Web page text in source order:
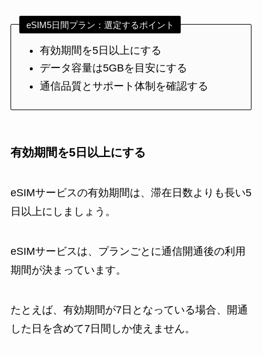
eSIM5日間プラン：選定するポイント
有効期間を5日以上にする
データ容量は5GBを目安にする
通信品質とサポート体制を確認する
有効期間を5日以上にする
eSIMサービスの有効期間は、滞在日数よりも長い5
日以上にしましょう。
eSIMサービスは、プランごとに通信開通後の利用
期間が決まっています。
たとえば、有効期間が7日となっている場合、開通
した日を含めて7日間しか使えません。